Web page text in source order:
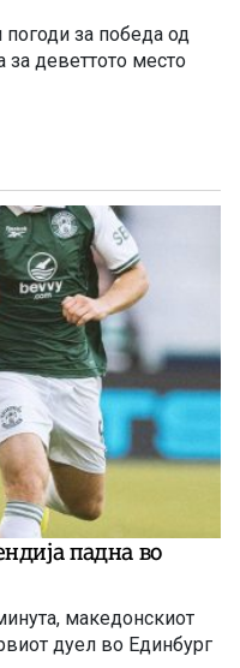
за победа од
за деветтото место
падна во
македонскиот
дуел во Единбург